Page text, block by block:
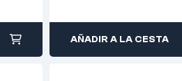
AÑADIR A LA CESTA